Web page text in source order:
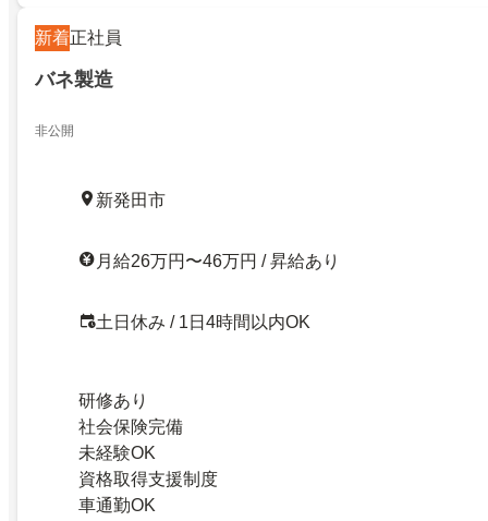
新着正社員
バネ製造
非公開
新発田市
月給26万円〜46万円 / 昇給あり
土日休み / 1日4時間以内OK
研修あり
社会保険完備
未経験OK
資格取得支援制度
車通勤OK